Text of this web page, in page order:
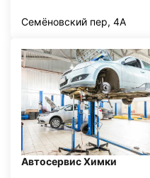
Семёновский пер, 4А
Автосервис Химки